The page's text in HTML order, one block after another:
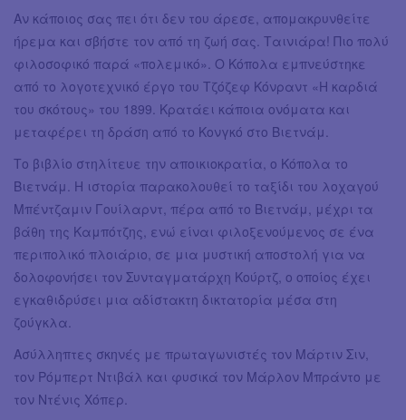
Αν κάποιος σας πει ότι δεν του άρεσε, απομακρυνθείτε
ήρεμα και σβήστε τον από τη ζωή σας. Ταινιάρα! Πιο πολύ
φιλοσοφικό παρά «πολεμικό». Ο Κόπολα εμπνεύστηκε
από το λογοτεχνικό έργο του Τζόζεφ Κόνραντ «Η καρδιά
του σκότους» του 1899. Κρατάει κάποια ονόματα και
μεταφέρει τη δράση από το Κονγκό στο Βιετνάμ.
Το βιβλίο στηλίτευε την αποικιοκρατία, ο Κόπολα το
Βιετνάμ. Η ιστορία παρακολουθεί το ταξίδι του λοχαγού
Μπέντζαμιν Γουίλαρντ, πέρα από το Βιετνάμ, μέχρι τα
βάθη της Καμπότζης, ενώ είναι φιλοξενούμενος σε ένα
περιπολικό πλοιάριο, σε μια μυστική αποστολή για να
δολοφονήσει τον Συνταγματάρχη Κούρτζ, ο οποίος έχει
εγκαθιδρύσει μια αδίστακτη δικτατορία μέσα στη
ζούγκλα.
Ασύλληπτες σκηνές με πρωταγωνιστές τον Μάρτιν Σιν,
τον Ρόμπερτ Ντιβάλ και φυσικά τον Μάρλον Μπράντο με
τον Ντένις Χόπερ.